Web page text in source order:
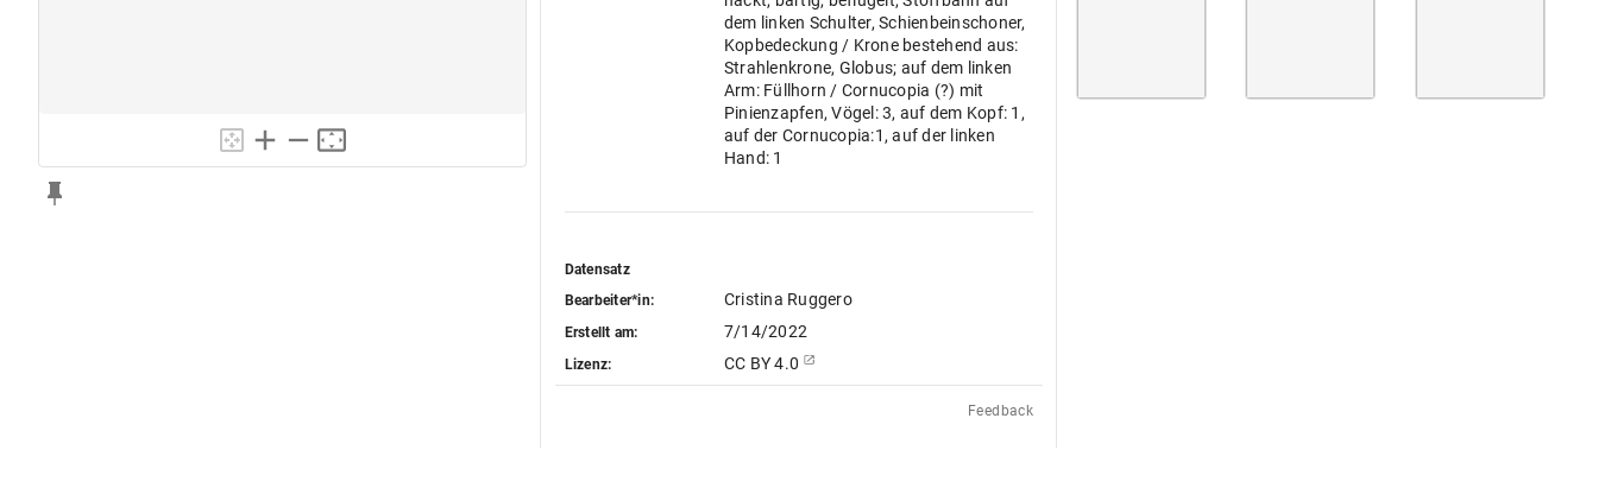
dem linken Schulter, Schienbeinschoner,
Kopbedeckung / Krone bestehend aus:
Strahlenkrone, Globus; auf dem linken
Arm: Füllhorn / Cornucopia (?) mit
Pinienzapfen, Vögel: 3, auf dem Kopf: 1,
auf der Cornucopia:1, auf der linken
Hand: 1
Datensatz
Bearbeiter*in:
Cristina Ruggero
Erstellt am: 7/14/2022
Lizenz: CC BY 4.0
Feedback